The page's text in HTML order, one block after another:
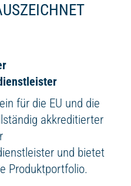
für die EU und die
akkreditierter
und bietet
Produktportfolio.